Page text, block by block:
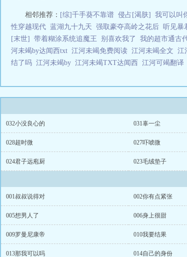
相邻推荐： [综]千手葵不靠谱 侵占[渴肤] 我可以叫
性穿越现代 蓝湖九十九天 强取豪夺高岭之花后 听见暴
[末世]
带着糊涂系统追魔王 别喜欢我了 我的超市通古
河未竭by达闻西txt 江河未竭免费阅读 江河未竭全文 江
结了吗 江河未竭by 江河未竭TXT达闻西 江河可竭翻译
032小没良心的 031辜一尘
028超时微 027吓唬微
024君子远庖厨 023毛绒垫子
001叔叔说得对 002你有点紧张
005想男人了 006身上很甜
009罗曼尼康帝 010我要结果
013那我可以吗 014自己的身份